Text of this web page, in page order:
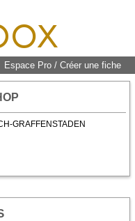
Espace Pro / Créer une fiche
GRAFFENSTADEN